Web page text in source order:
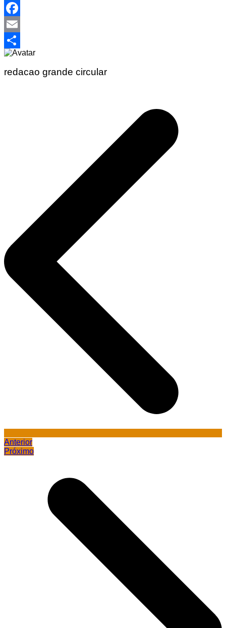
WhatsApp
Facebook
Email
Share
redacao grande circular
Anterior
Próximo